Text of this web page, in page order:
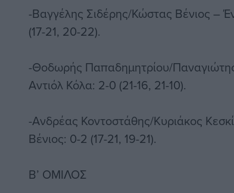
-Βαγγέλης Σιδέρης/Κώστας Βένιος –
(17-21, 20-22).
-Θοδωρής Παπαδημητρίου/
Αντιόλ Κόλα: 2-0 (21-16, 21-10).
-Ανδρέας Κοντοστάθης/Κυριάκος
Βένιος: 0-2 (17-21, 19-21).
Β’ ΟΜΙΛΟΣ